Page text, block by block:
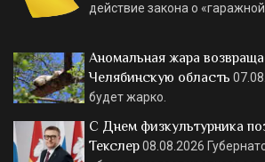
действие закона о «гаражной…
Аномальная жара
Челябинскую область
будет жарко.
С Днем физкультурника
Текслер08.08.2026